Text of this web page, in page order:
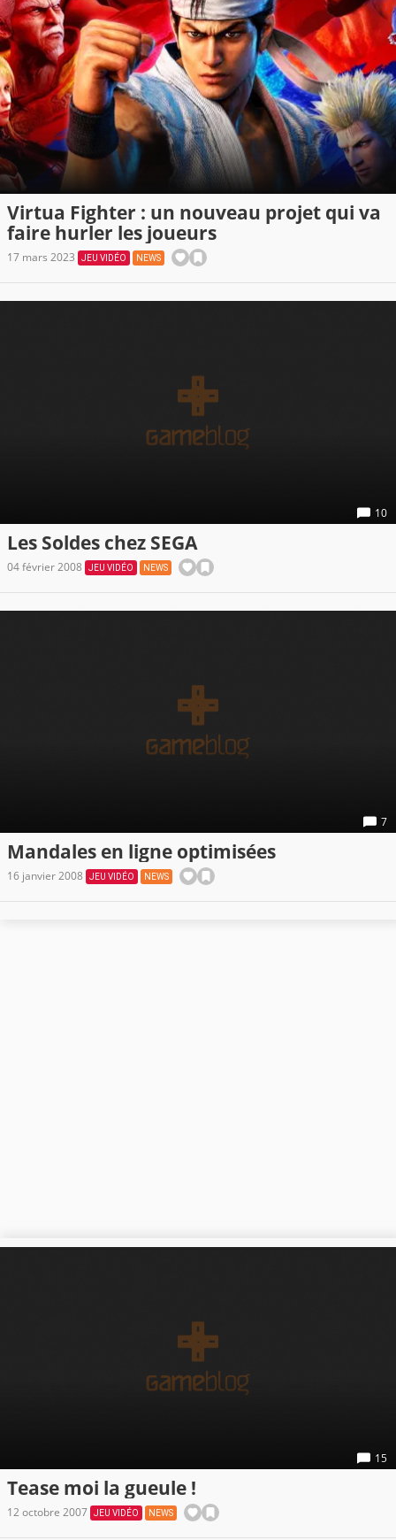
Virtua Fighter : un nouveau projet qui va
faire hurler les joueurs
17 mars 2023 JEU VIDÉO NEWS
10
Les Soldes chez SEGA
04 février 2008 JEU VIDÉO NEWS
7
Mandales en ligne optimisées
16 janvier 2008 JEU VIDÉO NEWS
15
Tease moi la gueule !
12 octobre 2007 JEU VIDÉO NEWS